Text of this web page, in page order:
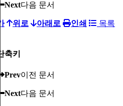
Next다음 문서
위로 아래로 인쇄 목록
축키
Prev이전 문서
Next다음 문서